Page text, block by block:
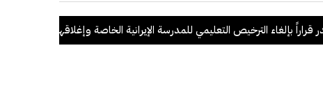
بإلغاء الترخيص التعليمي للمدرسة الإيرانية الخاصة وإغلاقها .